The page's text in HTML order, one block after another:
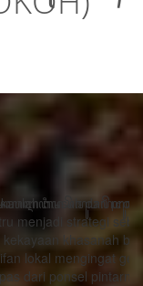
proses
sebagai alat
budaya
generasi